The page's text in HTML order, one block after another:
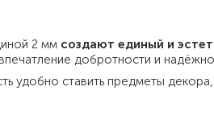
2 мм создают единый и
добротности и
удобно ставить предметы декора,